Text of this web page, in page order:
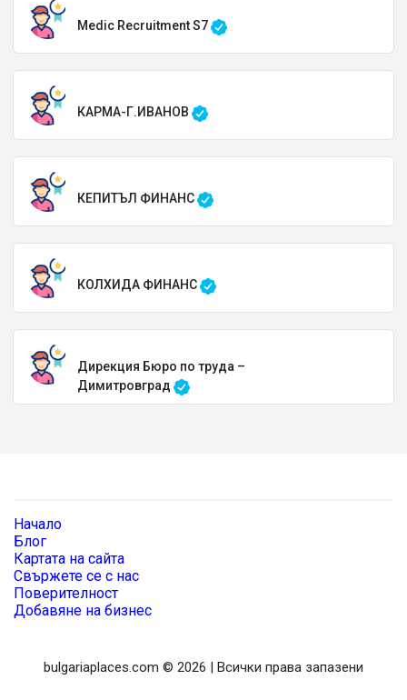
Medic Recruitment S7
КАРМА-Г.ИВАНОВ
КЕПИТЪЛ ФИНАНС
КОЛХИДА ФИНАНС
Дирекция Бюро по труда –
Димитровград
Начало
Блог
Картата на сайта
Свържете се с нас
Поверителност
Добавяне на бизнес
bulgariaplaces.com © 2026 | Всички права запазени